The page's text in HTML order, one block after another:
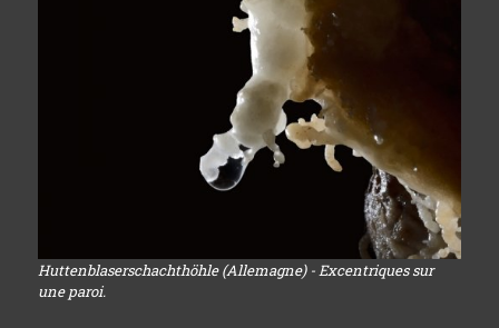
Huttenblaserschachthöhle (Allemagne) - Excentriques sur
une paroi.